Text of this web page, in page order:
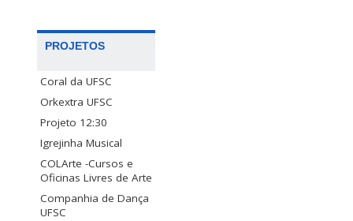
PROJETOS
Coral da UFSC
Orkextra UFSC
Projeto 12:30
Igrejinha Musical
COLArte -Cursos e
Oficinas Livres de Arte
Companhia de Dança
UFSC